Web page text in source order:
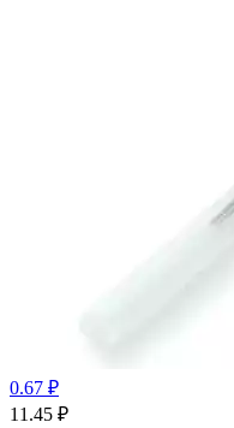
0.67 ₽
11.45 ₽